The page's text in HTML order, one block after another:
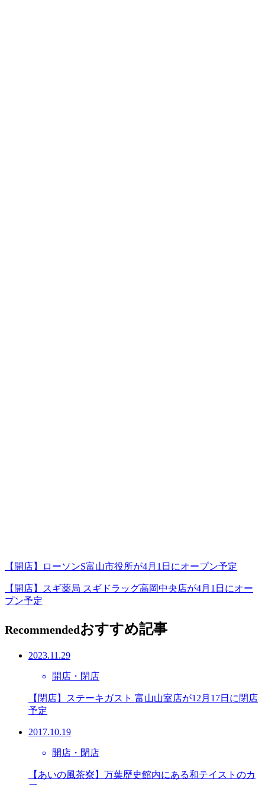
【開店】ローソンS富山市役所が4月1日にオープン予定
【開店】スギ薬局 スギドラッグ高岡中央店が4月1日にオー
プン予定
Recommendedおすすめ記事
2023.11.29
開店・閉店
【閉店】ステーキガスト 富山山室店が12月17日に閉店
予定
2017.10.19
開店・閉店
【あいの風茶寮】万葉歴史館内にある和テイストのカ